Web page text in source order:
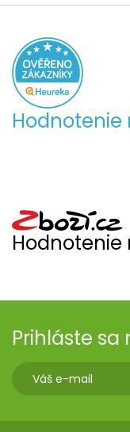
Hodnotenie
Hodnotenie
Prihláste